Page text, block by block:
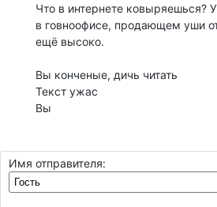
Что в интернете ковыряешься?
в говноофисе, продающем уши
ещё высоко.
Вы конченые, дичь читать
Текст ужас
Вы
Имя отправителя: